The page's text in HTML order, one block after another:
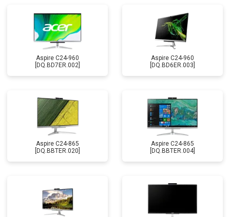
Aspire C24-960
[DQ.BD7ER.002]
Aspire C24-960
[DQ.BD6ER.003]
Aspire C24-865
[DQ.BBTER.020]
Aspire C24-865
[DQ.BBTER.004]